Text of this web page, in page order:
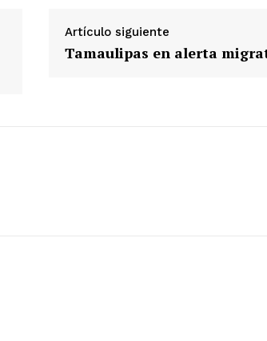
Artículo siguiente
Tamaulipas en alerta